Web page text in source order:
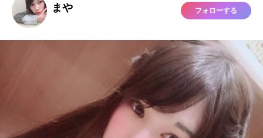
まや フォローする